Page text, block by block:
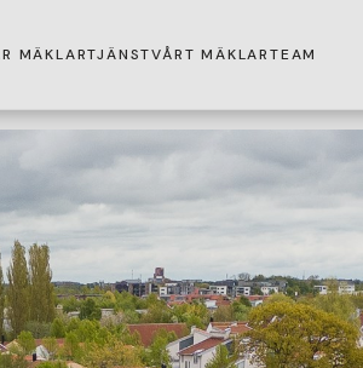
MÄKLARTJÄNSTVÅRT MÄKLARTEAM